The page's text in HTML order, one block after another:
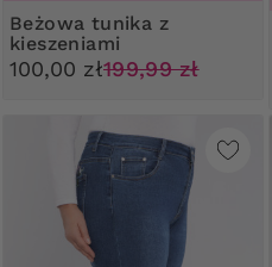
Beżowa tunika z
kieszeniami
100,00 zł199,99 zł